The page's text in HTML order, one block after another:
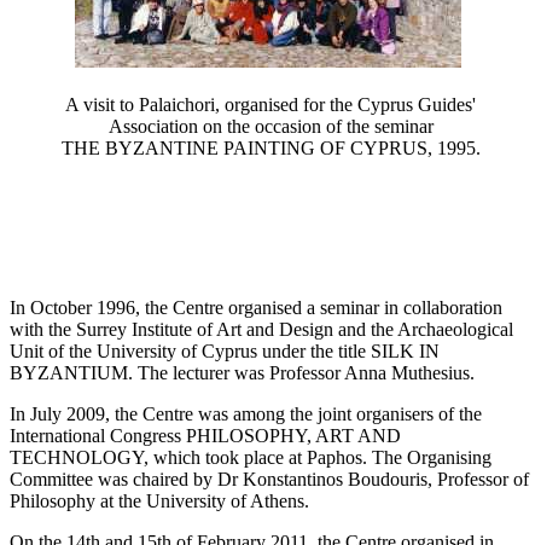
A visit to Palaichori, organised for the Cyprus Guides'
Association on the occasion of the seminar
THE BYZANTINE PAINTING OF CYPRUS, 1995.
In October 1996, the Centre organised a seminar in collaboration
with the Surrey Institute of Art and Design and the Archaeological
Unit of the University of Cyprus under the title SILK IN
BYZANTIUM. The lecturer was Professor Anna Muthesius.
In July 2009, the Centre was among the joint organisers of the
International Congress PHILOSOPHY, ART AND
TECHNOLOGY, which took place at Paphos. The Organising
Committee was chaired by Dr Konstantinos Boudouris, Professor of
Philosophy at the University of Athens.